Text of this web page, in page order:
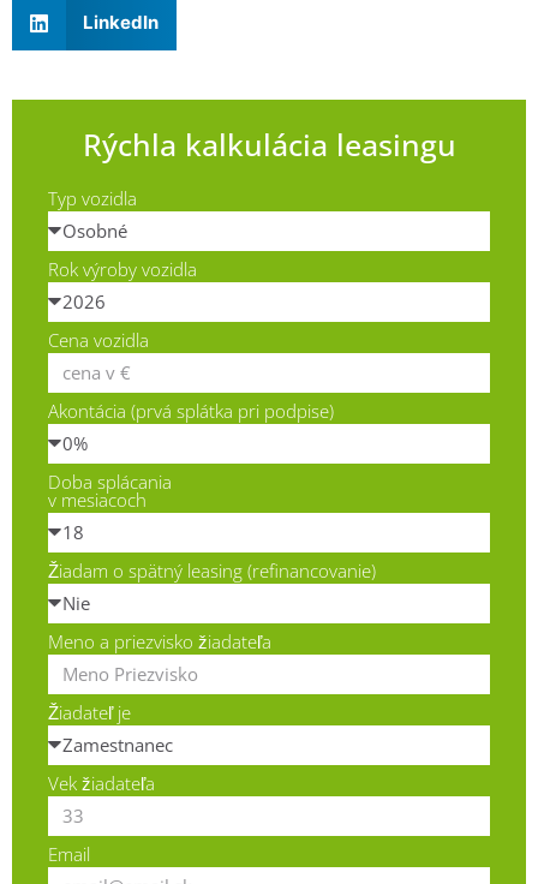
LinkedIn
Rýchla kalkulácia leasingu
Typ vozidla
Rok výroby vozidla
Cena vozidla
Akontácia (prvá splátka pri podpise)
Doba splácania
v mesiacoch
Žiadam o spätný leasing (refinancovanie)
Meno a priezvisko žiadateľa
Žiadateľ je
Vek žiadateľa
Email